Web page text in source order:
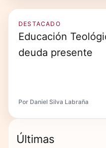
DESTACADO
Educación
deuda presente
Por Daniel Silva Labraña
Últimas